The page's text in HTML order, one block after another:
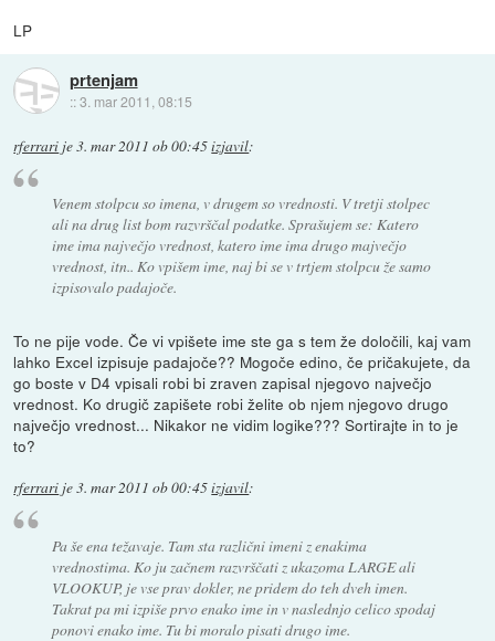
LP
prtenjam
::3. mar 2011, 08:15
rferrari je3. mar 2011 ob 00:45izjavil:
Venem stolpcu so imena, v drugem so vrednosti. V tretji stolpec
ali na drug list bom razvrščal podatke. Sprašujem se: Katero
ime ima največjo vrednost, katero ime ima drugo majvečjo
vrednost, itn.. Ko vpišem ime, naj bi se v trtjem stolpcu že samo
izpisovalo padajoče.
To ne pije vode. Če vi vpišete ime ste ga s tem že določili, kaj vam
lahko Excel izpisuje padajoče?? Mogoče edino, če pričakujete, da
go boste v D4 vpisali robi bi zraven zapisal njegovo največjo
vrednost. Ko drugič zapišete robi želite ob njem njegovo drugo
največjo vrednost... Nikakor ne vidim logike??? Sortirajte in to je
to?
rferrari je3. mar 2011 ob 00:45izjavil:
Pa še ena težavaje. Tam sta različni imeni z enakima
vrednostima. Ko ju začnem razvrščati z ukazoma LARGE ali
VLOOKUP, je vse prav dokler, ne pridem do teh dveh imen.
Takrat pa mi izpiše prvo enako ime in v naslednjo celico spodaj
ponovi enako ime. Tu bi moralo pisati drugo ime.